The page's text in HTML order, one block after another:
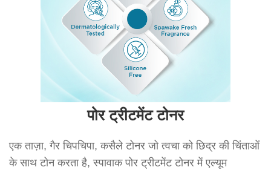
पोर ट्रीटमेंट टोनर
एक ताज़ा, गैर चिपचिपा, कसैले टोनर जो त्वचा को छिद्र की चिंताओं
के साथ टोन करता है, स्पावाक पोर ट्रीटमेंट टोनर में एल्यूम